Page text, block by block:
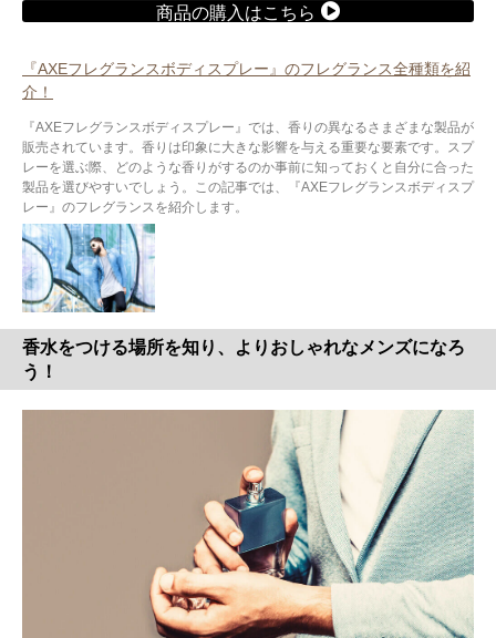
商品の購入はこちら
『AXEフレグランスボディスプレー』のフレグランス全種類を紹
介！
『AXEフレグランスボディスプレー』では、香りの異なるさまざまな製品が
販売されています。香りは印象に大きな影響を与える重要な要素です。スプ
レーを選ぶ際、どのような香りがするのか事前に知っておくと自分に合った
製品を選びやすいでしょう。この記事では、『AXEフレグランスボディスプ
レー』のフレグランスを紹介します。
香水をつける場所を知り、よりおしゃれなメンズになろ
う！